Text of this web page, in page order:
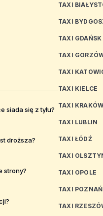
siada się z tyłu?
droższa?
strony?
TAXI
TAXI
TAXI GDAŃSK
TAXI
TAXI
TAXI KIELCE
TAXI KRAKÓW
TAXI LUBLIN
TAXI ŁÓDŹ
TAXI
TAXI OPOLE
TAXI POZNAŃ
TAXI